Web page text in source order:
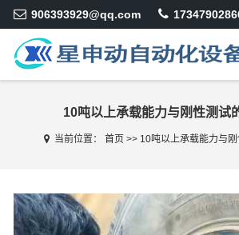
906393929@qq.com
10吨以上承载能力与刚性测试
当前位置： 首页 >> 10吨以上承载能力与